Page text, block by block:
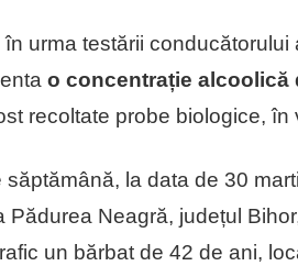
urma testării
o concentrație alcoolică
recoltate probe biologice,
săptămână, la data de 30
Pădurea Neagră, județul
un bărbat de 42 de ani,